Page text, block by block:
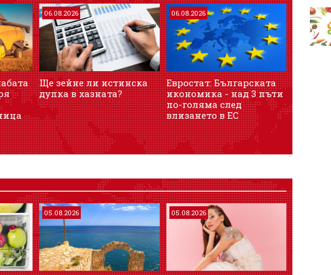
06.08.2026
Ще зейне ли истинска
дупка в хазната?
06.08.2026
Евростат: Българската
икономика - над 3 пъти
по-голяма след
влизането в ЕС
05.08.2026 05.08.2026